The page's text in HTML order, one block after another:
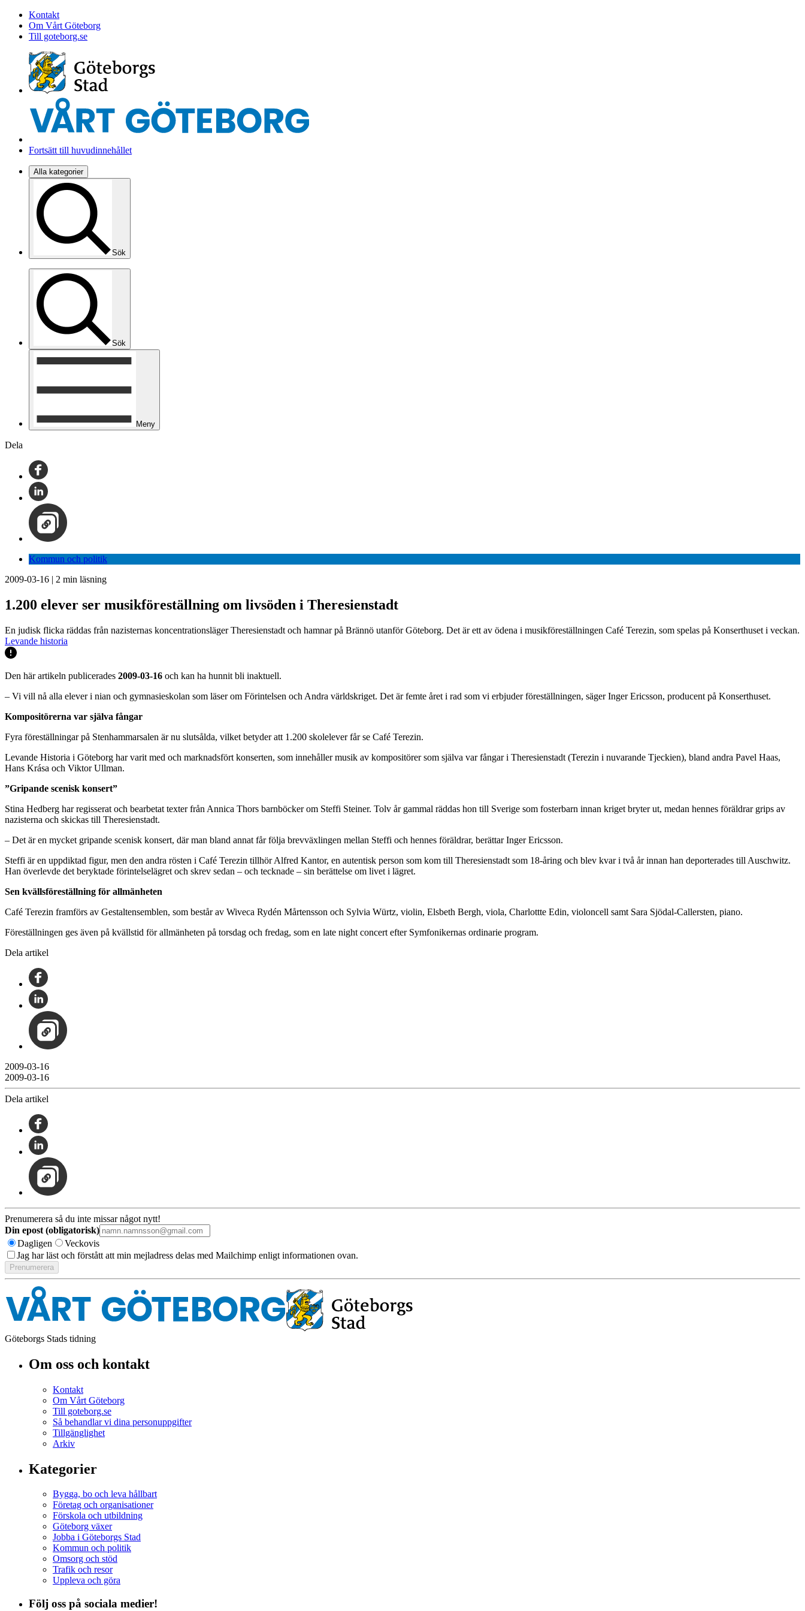
Kontakt
Om Vårt Göteborg
Till goteborg.se
Fortsätt till huvudinnehållet
Alla kategorier
Sök
Sök
Meny
Dela
Kommun och politik
2009-03-16 | 2 min läsning
1.200 elever ser musikföreställning om livsöden i Theresienstadt
En judisk flicka räddas från nazisternas koncentrationsläger Theresienstadt och hamnar på Brännö utanför Göteborg. Det är ett av ödena i musikföreställningen Café Terezin, som spelas på Konserthuset i veckan.
Levande historia
Den här artikeln publicerades 2009-03-16 och kan ha hunnit bli inaktuell.
– Vi vill nå alla elever i nian och gymnasieskolan som läser om Förintelsen och Andra världskriget. Det är femte året i rad som vi erbjuder föreställningen, säger Inger Ericsson, producent på Konserthuset.
Kompositörerna var själva fångar
Fyra föreställningar på Stenhammarsalen är nu slutsålda, vilket betyder att 1.200 skolelever får se Café Terezin.
Levande Historia i Göteborg har varit med och marknadsfört konserten, som innehåller musik av kompositörer som själva var fångar i Theresienstadt (Terezin i nuvarande Tjeckien), bland andra Pavel Haas,
Hans Krása och Viktor Ullman.
”Gripande scenisk konsert”
Stina Hedberg har regisserat och bearbetat texter från Annica Thors barnböcker om Steffi Steiner. Tolv år gammal räddas hon till Sverige som fosterbarn innan kriget bryter ut, medan hennes föräldrar grips av
nazisterna och skickas till Theresienstadt.
– Det är en mycket gripande scenisk konsert, där man bland annat får följa brevväxlingen mellan Steffi och hennes föräldrar, berättar Inger Ericsson.
Steffi är en uppdiktad figur, men den andra rösten i Café Terezin tillhör Alfred Kantor, en autentisk person som kom till Theresienstadt som 18-åring och blev kvar i två år innan han deporterades till Auschwitz.
Han överlevde det beryktade förintelselägret och skrev sedan – och tecknade – sin berättelse om livet i lägret.
Sen kvällsföreställning för allmänheten
Café Terezin framförs av Gestaltensemblen, som består av Wiveca Rydén Mårtensson och Sylvia Würtz, violin, Elsbeth Bergh, viola, Charlottte Edin, violoncell samt Sara Sjödal-Callersten, piano.
Föreställningen ges även på kvällstid för allmänheten på torsdag och fredag, som en late night concert efter Symfonikernas ordinarie program.
Dela artikel
2009-03-16
2009-03-16
Dela artikel
Prenumerera så du inte missar något nytt!
Din epost (obligatorisk)
Dagligen
Veckovis
Jag har läst och förstått att min mejladress delas med Mailchimp enligt informationen ovan.
Göteborgs Stads tidning
Om oss och kontakt
Kontakt
Om Vårt Göteborg
Till goteborg.se
Så behandlar vi dina personuppgifter
Tillgänglighet
Arkiv
Kategorier
Bygga, bo och leva hållbart
Företag och organisationer
Förskola och utbildning
Göteborg växer
Jobba i Göteborgs Stad
Kommun och politik
Omsorg och stöd
Trafik och resor
Uppleva och göra
Följ oss på sociala medier!